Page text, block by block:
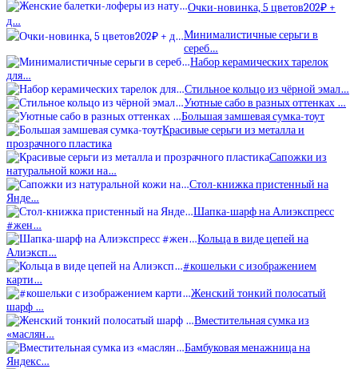
Очки-новинка, 5 цветов202₽ +
д…
Минималистичные серьги в
сереб…
Набор керамических тарелок
для…
Стильное кольцо из чёрной эмал…
Уютные сабо в разных оттенках …
Большая замшевая сумка-тоут
Красивые серьги из металла и
прозрачного пластика
Сапожки из
натуральной кожи на…
Стол-книжка пристенный на
Янде…
Шапка-шарф на Алиэкспресс
#жен…
Кольца в виде цепей на
Алиэксп…
#кошельки с изображением
карти…
Женский тонкий полосатый
шарф …
Вместительная сумка из
«маслян…
Бамбуковая менажница на
Яндекс…